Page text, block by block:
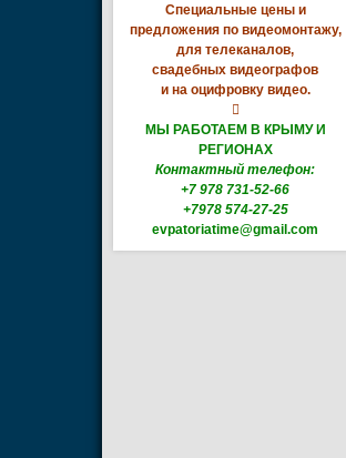
Специальные цены и
предложения по видеомонтажу,
для телеканалов,
свадебных видеографов
и на оцифровку видео.

МЫ РАБОТАЕМ В КРЫМУ И
РЕГИОНАХ
Контактный телефон:
+7 978 731-52-66
+7978 574-27-25
evpatoriatime@gmail.com